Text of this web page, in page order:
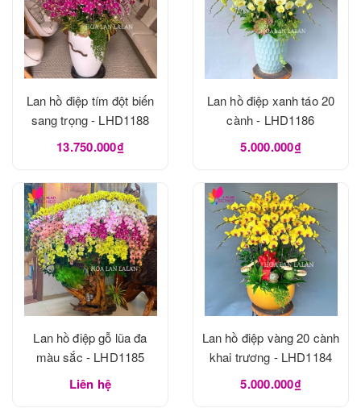
Lan hồ điệp tím đột biến
sang trọng - LHD1188
13.750.000₫
Lan hồ điệp xanh táo 20
cành - LHD1186
5.000.000₫
Lan hồ điệp gỗ lũa đa
màu sắc - LHD1185
Liên hệ
Lan hồ điệp vàng 20 cành
khai trương - LHD1184
5.000.000₫